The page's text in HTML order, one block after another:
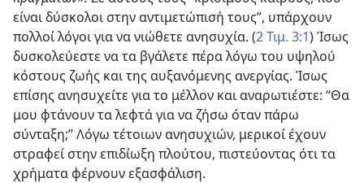
είναι δύσκολοι στην αντιμετώπισή τους”, υπάρχουν
πολλοί λόγοι για να νιώθετε ανησυχία. (2 Τιμ. 3:1) Ίσως
δυσκολεύεστε να τα βγάλετε πέρα λόγω του υψηλού
κόστους ζωής και της αυξανόμενης ανεργίας. Ίσως
επίσης ανησυχείτε για το μέλλον και αναρωτιέστε: “Θα
μου φτάνουν τα λεφτά για να ζήσω όταν πάρω
σύνταξη;” Λόγω τέτοιων ανησυχιών, μερικοί έχουν
στραφεί στην επιδίωξη πλούτου, πιστεύοντας ότι τα
χρήματα φέρνουν εξασφάλιση.